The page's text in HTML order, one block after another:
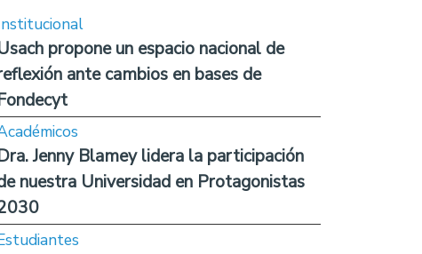
propone un espacio nacional de
ante cambios en bases de
Jenny Blamey lidera la participación
nuestra Universidad en Protagonistas